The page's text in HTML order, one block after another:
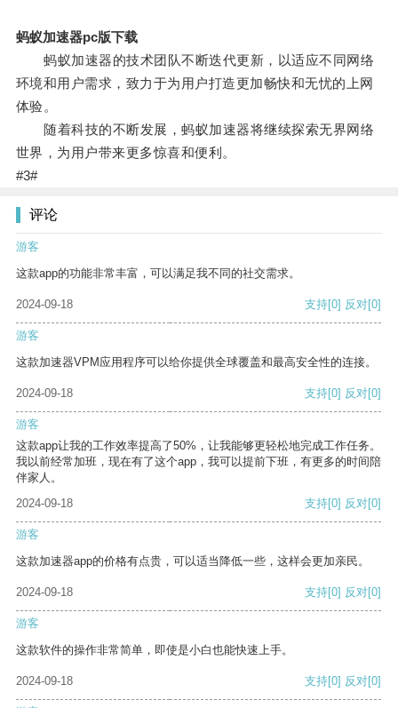
蚂蚁加速器pc版下载
蚂蚁加速器的技术团队不断迭代更新，以适应不同网络
环境和用户需求，致力于为用户打造更加畅快和无忧的上网
体验。
随着科技的不断发展，蚂蚁加速器将继续探索无界网络
世界，为用户带来更多惊喜和便利。
#3#
评论
游客
这款app的功能非常丰富，可以满足我不同的社交需求。
2024-09-18 支持[0] 反对[0]
游客
这款加速器VPM应用程序可以给你提供全球覆盖和最高安全性的连接。
2024-09-18 支持[0] 反对[0]
游客
这款app让我的工作效率提高了50%，让我能够更轻松地完成工作任务。
我以前经常加班，现在有了这个app，我可以提前下班，有更多的时间陪
伴家人。
2024-09-18
支持[0] 反对[0]
游客
这款加速器app的价格有点贵，可以适当降低一些，这样会更加亲民。
2024-09-18 支持[0] 反对[0]
游客
这款软件的操作非常简单，即使是小白也能快速上手。
2024-09-18 支持[0] 反对[0]